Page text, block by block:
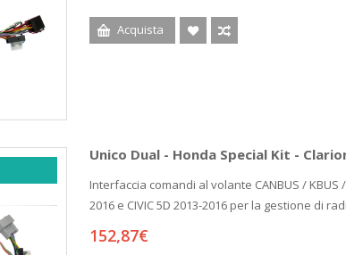
Acquista
Unico Dual - Honda Special Kit -
Interfaccia comandi al volante CANBUS / KBUS
2016 e CIVIC 5D 2013-2016 per la gestione di
152,87€